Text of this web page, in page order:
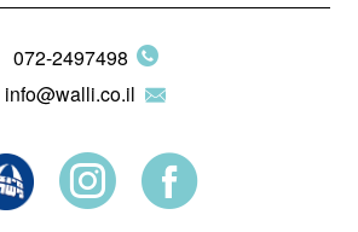
072-2497498
info@walli.co.il